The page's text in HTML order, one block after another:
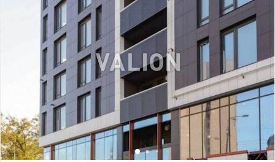
комплекс із розвиненою інфраструктурою, зручним
розташуванням та комфортним середовищем для життя. Ціна
114000 у.о 0509051192 Альона Valiion/1144167